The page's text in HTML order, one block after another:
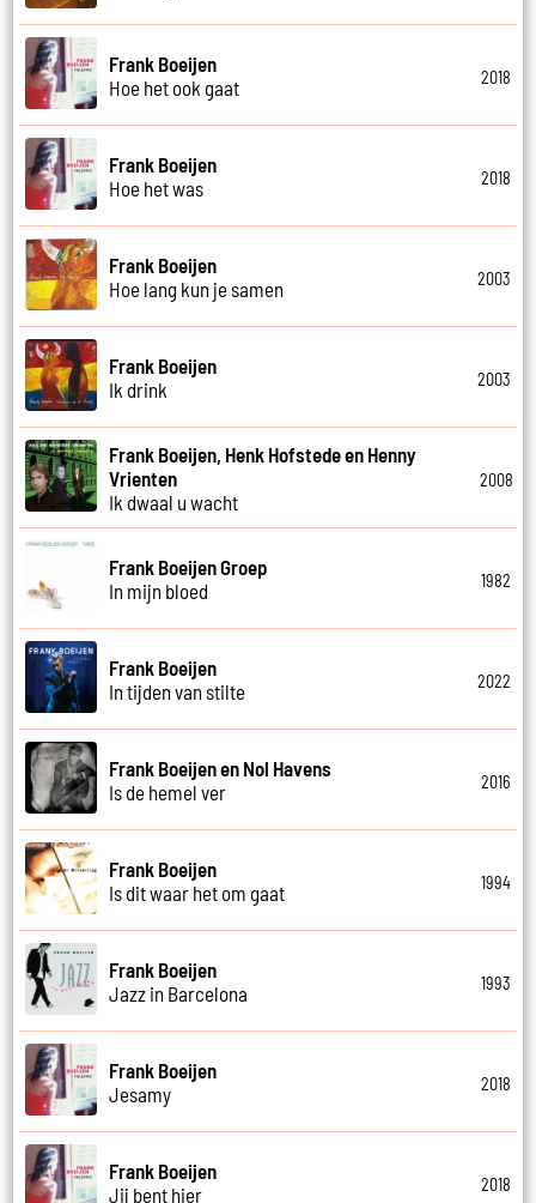
Frank Boeijen
Hoe het ook gaat
2018
Frank Boeijen
Hoe het was
2018
Frank Boeijen
Hoe lang kun je samen
2003
Frank Boeijen
Ik drink
2003
Frank Boeijen, Henk Hofstede en Henny
Vrienten
Ik dwaal u wacht
2008
Frank Boeijen Groep
In mijn bloed
1982
Frank Boeijen
In tijden van stilte
2022
Frank Boeijen en Nol Havens
Is de hemel ver
2016
Frank Boeijen
Is dit waar het om gaat
1994
Frank Boeijen
Jazz in Barcelona
1993
Frank Boeijen
Jesamy
2018
Frank Boeijen
Jij bent hier
2018